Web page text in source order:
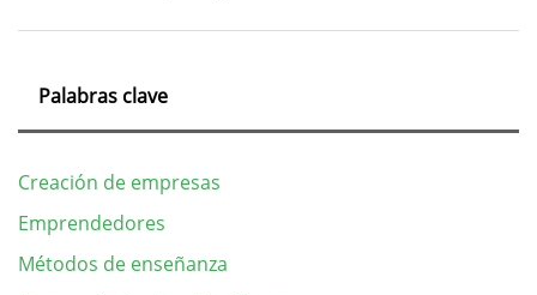
Palabras clave
Creación de empresas
Emprendedores
Métodos de enseñanza